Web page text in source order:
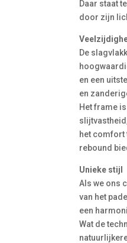
Daar staat
door zijn
De
en een
en
Het frame
het comfort
rebound
Unieke stijl
Als we ons
van het
een
Wat de